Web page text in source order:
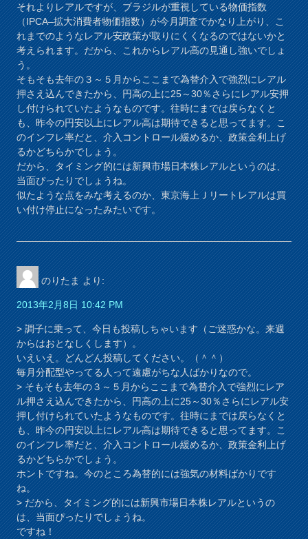
それよりレアルですが、ブラジルが重視している物価指数
（IPCA–拡大消費者物価指数）が今月調査でかなり上がり、こ
れまでのようなレアル安政策が取りにくくなるのではないかと
考えられます。だから、これからレアル高の見通し強いでしょ
う。
そもそも去年の３～５月からここまで為替介入で強烈にレアル
押さえ込んできたから、円高の上に25～30％さらにレアル安押
し付けられていたようなものです。往時にまでは戻らなくと
も、昨今の円安以上にレアル高は期待できると思ってます。こ
のインフレ率だと、介入コントロール緩めるか、政策金利上げ
るかどちらかでしょう。
だから、タイミング的には新興市場日本株レアルというのは、
当面ぴったりでしょうね。
似たような点をみな考えるのか、東京海上Ｊリートレアルは買
い付け停止になったみたいです。
のりたま より:
2013年2月8日 10:42 PM
> 調子に乗って、今日も投稿しちゃいます（ご迷惑かな。来週
からはおとなしくします）。
いえいえ。どんどん投稿してください。（＾＾）
毎月分配型やってる人って遠慮がちな人ばかりなので。
> そもそも去年の３～５月からここまで為替介入で強烈にレア
ル押さえ込んできたから、円高の上に25～30％さらにレアル安
押し付けられていたようなものです。往時にまでは戻らなくと
も、昨今の円安以上にレアル高は期待できると思ってます。こ
のインフレ率だと、介入コントロール緩めるか、政策金利上げ
るかどちらかでしょう。
ホントですね。今のところ為替的には強気の材料ばかりです
ね。
> だから、タイミング的には新興市場日本株レアルというの
は、当面ぴったりでしょうね。
ですね！